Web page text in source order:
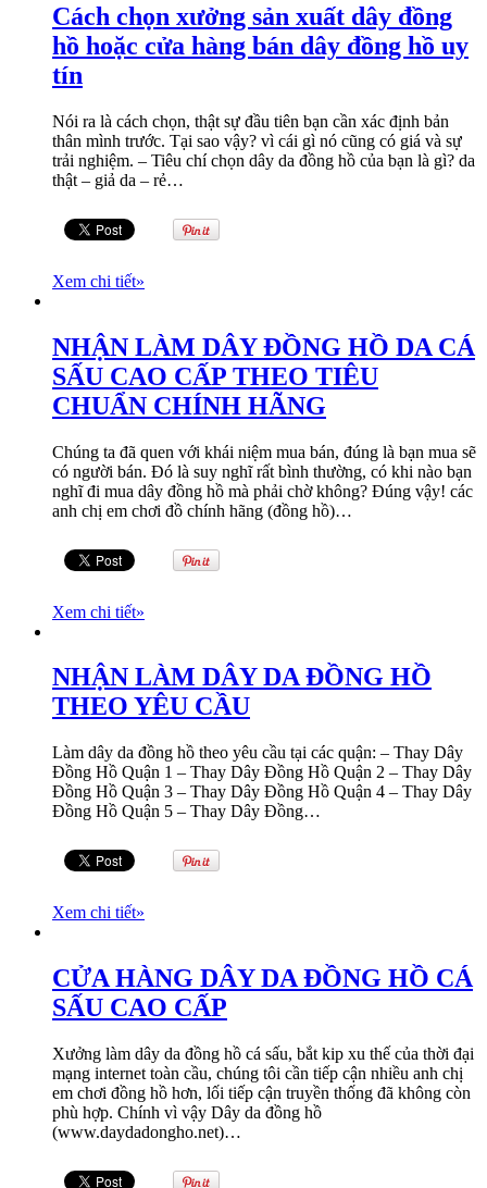
Cách chọn xưởng sản xuất dây đồng
hồ hoặc cửa hàng bán dây đồng hồ uy
tín
Nói ra là cách chọn, thật sự đầu tiên bạn cần xác định bản
thân mình trước. Tại sao vậy? vì cái gì nó cũng có giá và sự
trải nghiệm. – Tiêu chí chọn dây da đồng hồ của bạn là gì? da
thật – giả da – rẻ…
Xem chi tiết»
NHẬN LÀM DÂY ĐỒNG HỒ DA CÁ
SẤU CAO CẤP THEO TIÊU
CHUẨN CHÍNH HÃNG
Chúng ta đã quen với khái niệm mua bán, đúng là bạn mua sẽ
có người bán. Đó là suy nghĩ rất bình thường, có khi nào bạn
nghĩ đi mua dây đồng hồ mà phải chờ không? Đúng vậy! các
anh chị em chơi đồ chính hãng (đồng hồ)…
Xem chi tiết»
NHẬN LÀM DÂY DA ĐỒNG HỒ
THEO YÊU CẦU
Làm dây da đồng hồ theo yêu cầu tại các quận: – Thay Dây
Đồng Hồ Quận 1 – Thay Dây Đồng Hồ Quận 2 – Thay Dây
Đồng Hồ Quận 3 – Thay Dây Đồng Hồ Quận 4 – Thay Dây
Đồng Hồ Quận 5 – Thay Dây Đồng…
Xem chi tiết»
CỬA HÀNG DÂY DA ĐỒNG HỒ CÁ
SẤU CAO CẤP
Xưởng làm dây da đồng hồ cá sấu, bắt kip xu thế của thời đại
mạng internet toàn cầu, chúng tôi cần tiếp cận nhiều anh chị
em chơi đồng hồ hơn, lối tiếp cận truyền thống đã không còn
phù hợp. Chính vì vậy Dây da đồng hồ
(www.daydadongho.net)…